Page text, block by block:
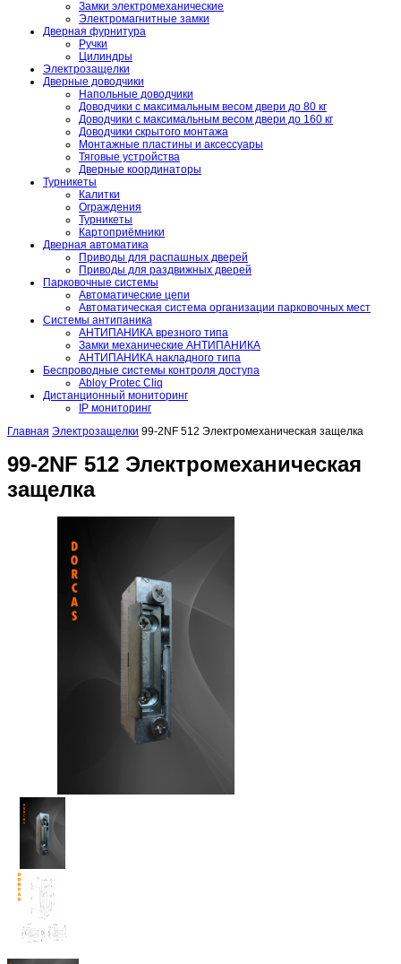
Замки электромеханические
Электромагнитные замки
Дверная фурнитура
Ручки
Цилиндры
Электрозащелки
Дверные доводчики
Напольные доводчики
Доводчики с максимальным весом двери до 80 кг
Доводчики с максимальным весом двери до 160 кг
Доводчики скрытого монтажа
Монтажные пластины и аксессуары
Тяговые устройства
Дверные координаторы
Турникеты
Калитки
Ограждения
Турникеты
Картоприёмники
Дверная автоматика
Приводы для распашных дверей
Приводы для раздвижных дверей
Парковочные системы
Автоматические цепи
Автоматическая система организации парковочных мест
Системы антипаника
АНТИПАНИКА врезного типа
Замки механические АНТИПАНИКА
АНТИПАНИКА накладного типа
Беспроводные системы контроля доступа
Abloy Protec Cliq
Дистанционный мониторинг
IP мониторинг
Главная Электрозащелки 99-2NF 512 Электромеханическая защелка
99-2NF 512 Электромеханическая
защелка